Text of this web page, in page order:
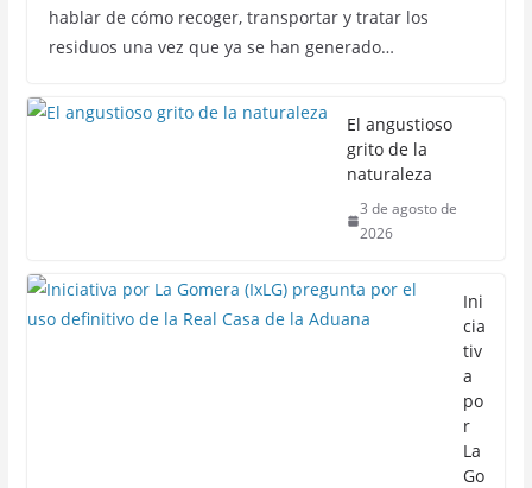
hablar de cómo recoger, transportar y tratar los
residuos una vez que ya se han generado…
El angustioso
grito de la
naturaleza
3 de agosto de
2026
Ini
cia
tiv
a
po
r
La
Go